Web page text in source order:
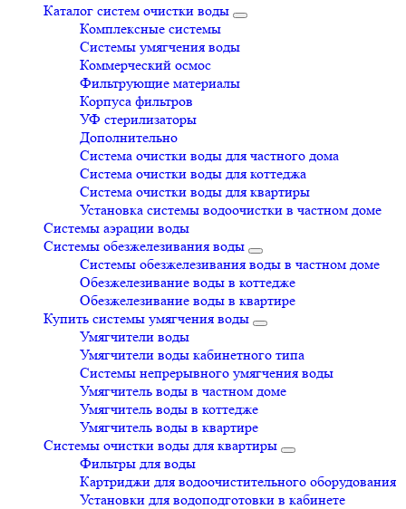
Каталог систем очистки воды
Комплексные системы
Системы умягчения воды
Коммерческий осмос
Фильтрующие материалы
Корпуса фильтров
УФ стерилизаторы
Дополнительно
Система очистки воды для частного дома
Система очистки воды для коттеджа
Система очистки воды для квартиры
Установка системы водоочистки в частном доме
Системы аэрации воды
Системы обезжелезивания воды
Системы обезжелезивания воды в частном доме
Обезжелезивание воды в коттедже
Обезжелезивание воды в квартире
Купить системы умягчения воды
Умягчители воды
Умягчители воды кабинетного типа
Системы непрерывного умягчения воды
Умягчитель воды в частном доме
Умягчитель воды в коттедже
Умягчитель воды в квартире
Системы очистки воды для квартиры
Фильтры для воды
Картриджи для водоочистительного оборудования
Установки для водоподготовки в кабинете